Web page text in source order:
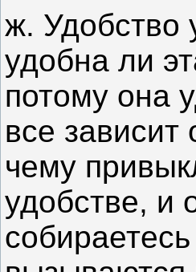
ж. Удобство
удобна ли
потому она
все
чему
удобстве, и